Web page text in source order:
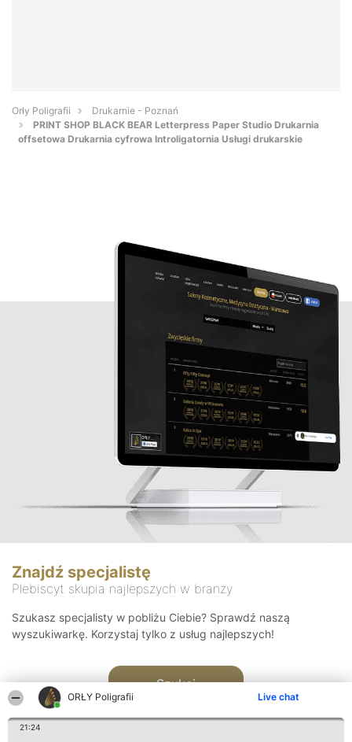
ORŁY Poligrafii Live chat
21:24
Orły Poligrafii
Drukarnie - Poznań
PRINT SHOP BLACK BEAR Letterpress Paper Studio Drukarnia
offsetowa Drukarnia cyfrowa Introligatornia Usługi drukarskie
Znajdź specjalistę
Plebiscyt skupia najlepszych w branży
Szukasz specjalisty w pobliżu Ciebie? Sprawdź naszą
wyszukiwarkę. Korzystaj tylko z usług najlepszych!
Szukaj